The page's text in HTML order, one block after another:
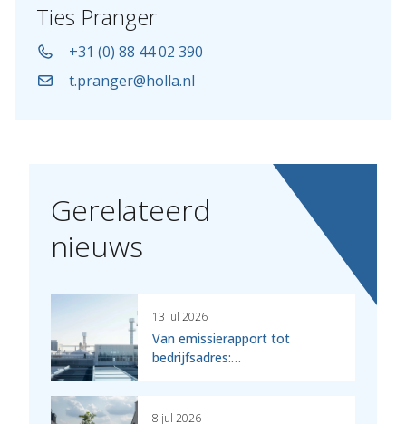
Ties Pranger
+31 (0) 88 44 02 390
t.pranger@holla.nl
Gerelateerd
nieuws
13 jul 2026
Van emissierapport tot
bedrijfsadres:…
8 jul 2026